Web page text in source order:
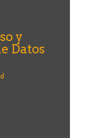
y
Datos